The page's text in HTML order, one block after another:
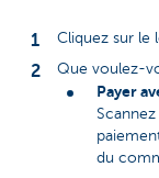
Cliquez sur le
Que voulez-
Payer
du